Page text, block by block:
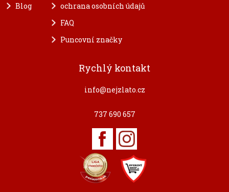
Blog
ochrana osobních údajů
FAQ
Puncovní značky
Rychlý kontakt
info@nejzlato.cz
737 690 657